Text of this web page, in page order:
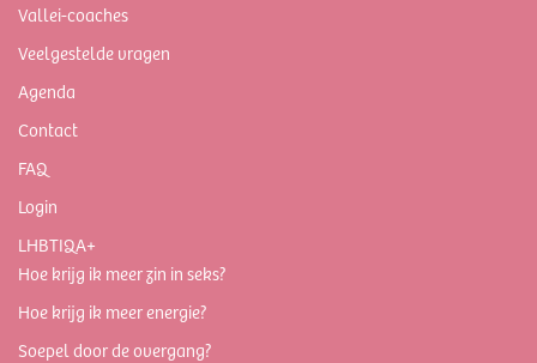
Vallei-coaches
Veelgestelde vragen
Agenda
Contact
FAQ
Login
LHBTIQA+
Hoe krijg ik meer zin in seks?
Hoe krijg ik meer energie?
Soepel door de overgang?